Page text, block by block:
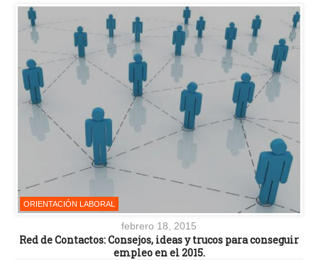
ORIENTACIÓN LABORAL
febrero 18, 2015
Red de Contactos: Consejos, ideas y trucos para conseguir
empleo en el 2015.